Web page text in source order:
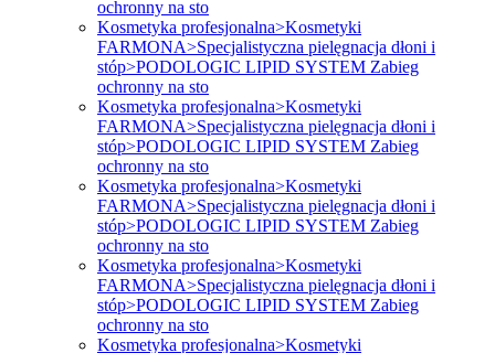
ochronny na sto
Kosmetyka profesjonalna>Kosmetyki
FARMONA>Specjalistyczna pielęgnacja dłoni i
stóp>PODOLOGIC LIPID SYSTEM Zabieg
ochronny na sto
Kosmetyka profesjonalna>Kosmetyki
FARMONA>Specjalistyczna pielęgnacja dłoni i
stóp>PODOLOGIC LIPID SYSTEM Zabieg
ochronny na sto
Kosmetyka profesjonalna>Kosmetyki
FARMONA>Specjalistyczna pielęgnacja dłoni i
stóp>PODOLOGIC LIPID SYSTEM Zabieg
ochronny na sto
Kosmetyka profesjonalna>Kosmetyki
FARMONA>Specjalistyczna pielęgnacja dłoni i
stóp>PODOLOGIC LIPID SYSTEM Zabieg
ochronny na sto
Kosmetyka profesjonalna>Kosmetyki